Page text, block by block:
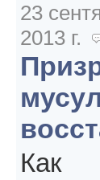
23
2013 г.
Как